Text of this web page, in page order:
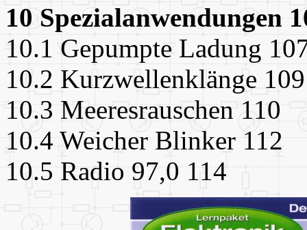
10 Spezialanwendungen
10.1 Gepumpte Ladung
10.2 Kurzwellenklänge 109
10.3 Meeresrauschen 110
10.4 Weicher Blinker 112
10.5 Radio 97,0 114